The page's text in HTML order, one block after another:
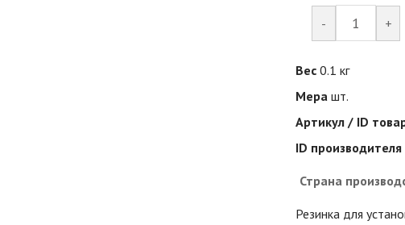
- +
Вес 0.1 кг
Мера шт.
Артикул / ID
ID производителя
Страна
Резинка для